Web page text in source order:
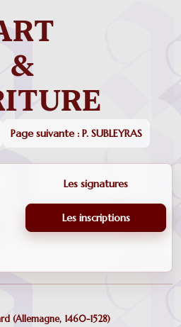
Page suivante : P. SUBLEYRAS
Les signatures
Les inscriptions
(Allemagne, 1460-1528)